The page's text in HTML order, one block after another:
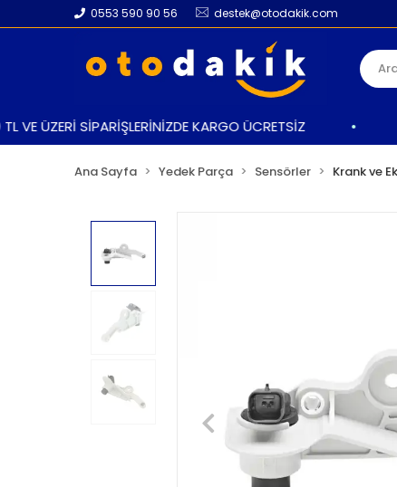
ÜZERİ SİPARİŞLERİNİZDE KARGO ÜCRETSİZ
0553 590 90 56 destek@otodakik.com
Ana Sayfa Yedek Parça Sensörler Krank ve